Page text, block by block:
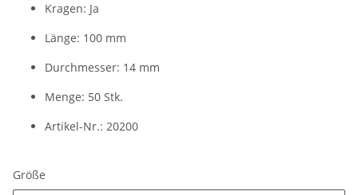
Kragen: Ja
Länge: 100 mm
Durchmesser: 14 mm
Menge: 50 Stk.
Artikel-Nr.: 20200
Größe